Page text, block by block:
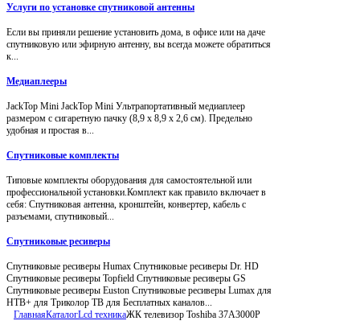
Услуги по установке спутниковой антенны
Если вы приняли решение установить дома, в офисе или на даче
спутниковую или эфирную антенну, вы всегда можете обратиться
к...
Медиаплееры
JackTop Mini JackTop Mini Ультрапортативный медиаплеер
размером с сигаретную пачку (8,9 x 8,9 x 2,6 см). Предельно
удобная и простая в...
Спутниковые комплекты
Типовые комплекты оборудования для самостоятельной или
профессиональной установки.Комплект как правило включает в
себя: Спутниковая антенна, кронштейн, конвертер, кабель с
разъемами, спутниковый...
Спутниковые ресиверы
Спутниковые ресиверы Humax Спутниковые ресиверы Dr. HD
Спутниковые ресиверы Topfield Спутниковые ресиверы GS
Спутниковые ресиверы Euston Спутниковые ресиверы Lumax для
НТВ+ для Триколор ТВ для Бесплатных каналов...
ГлавнаяКаталогLcd техникаЖК телевизор Toshiba 37A3000P